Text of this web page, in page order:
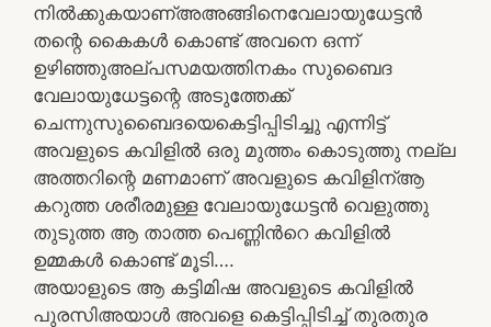
നിൽക്കുകയാണ്അഅങ്ങിനെവേലായുധേട്ടൻ
തന്റെ കൈകൾ കൊണ്ട് അവനെ ഒന്ന്
ഉഴിഞ്ഞുഅല്പസമയത്തിനകം സുബൈദ
വേലായുധേട്ടന്റെ അടുത്തേക്ക്
ചെന്നുസുബൈദയെകെട്ടിപ്പിടിച്ചു എന്നിട്ട്
അവളുടെ കവിളിൽ ഒരു മുത്തം കൊടുത്തു നല്ല
അത്തറിന്റെ മണമാണ് അവളുടെ കവിളിന്ആ
കറുത്ത ശരീരമുള്ള വേലായുധേട്ടൻ വെളുത്തു
തുടുത്ത ആ താത്ത പെണ്ണിൻറെ കവിളിൽ
ഉമ്മകൾ കൊണ്ട് മൂടി….
അയാളുടെ ആ കട്ടിമിഷ അവളുടെ കവിളിൽ
പുരസിഅയാൾ അവളെ കെട്ടിപ്പിടിച്ച് തുരതുര